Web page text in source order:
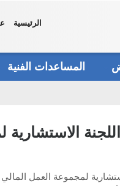
الرئيسية
المساعدات الفنية
لمجموعة العمل